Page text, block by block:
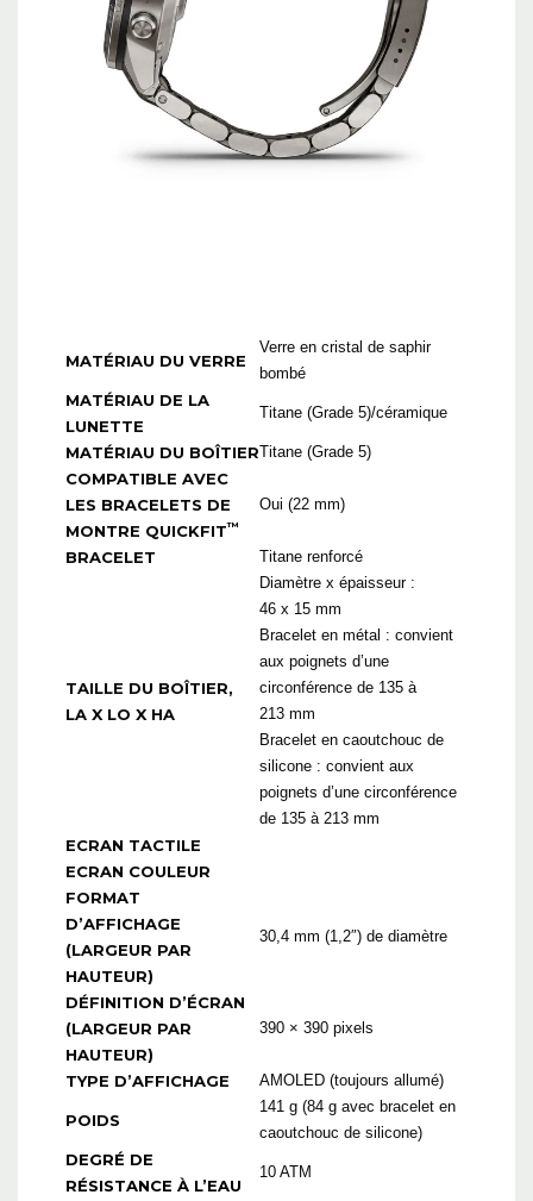
MATÉRIAU DU VERRE
Verre en cristal de saphir
bombé
MATÉRIAU DE LA
LUNETTE
Titane (Grade 5)/céramique
MATÉRIAU DU BOÎTIERTitane (Grade 5)
COMPATIBLE AVEC
LES BRACELETS DE
MONTRE QUICKFIT™
Oui (22 mm)
BRACELET Titane renforcé
TAILLE DU BOÎTIER,
LA X LO X HA
Diamètre x épaisseur :
46 x 15 mm
Bracelet en métal : convient
aux poignets d’une
circonférence de 135 à
213 mm
Bracelet en caoutchouc de
silicone : convient aux
poignets d’une circonférence
de 135 à 213 mm
ECRAN TACTILE
ECRAN COULEUR
FORMAT
D’AFFICHAGE
(LARGEUR PAR
HAUTEUR)
30,4 mm (1,2″) de diamètre
DÉFINITION D’ÉCRAN
(LARGEUR PAR
HAUTEUR)
390 × 390 pixels
TYPE D’AFFICHAGE AMOLED (toujours allumé)
POIDS
141 g (84 g avec bracelet en
caoutchouc de silicone)
DEGRÉ DE
RÉSISTANCE À L’EAU
10 ATM